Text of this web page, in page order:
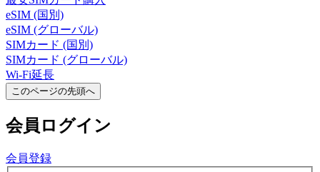
eSIM (国別)
eSIM (グローバル)
SIMカード (国別)
SIMカード (グローバル)
Wi-Fi延長
このページの先頭へ
会員 ログイン
会員登録